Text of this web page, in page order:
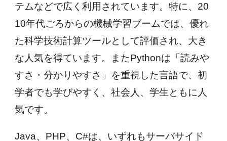
テムなどで広く利用されています。特に、20
10年代ごろからの機械学習ブームでは、優れ
た科学技術計算ツールとして評価され、大き
な人気を得ています。またPythonは「読みや
すさ・分かりやすさ」を重視した言語で、初
学者でも学びやすく、社会人、学生ともに人
気です。
Java、PHP、C#は、いずれもサーバサイド